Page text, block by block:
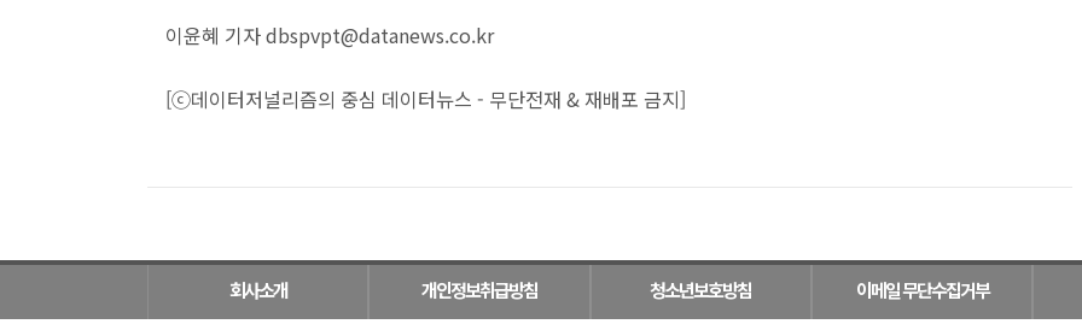
이윤혜 기자 dbspvpt@datanews.co.kr
[ⓒ데이터저널리즘의 중심 데이터뉴스 - 무단전재 & 재배포 금지]
회사소개 개인정보취급방침 청소년보호방침 이메일 무단수집거부